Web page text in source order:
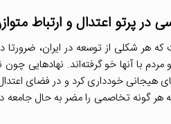
پرتو اعتدال و ارتباط
هر شکلی از توسعه در ایران،
با آنها خو گرفته‌اند. نهادهایی چون
هیجانی خودداری کرد و در فضای
گونه تخاصمی را مضر به حال جامعه